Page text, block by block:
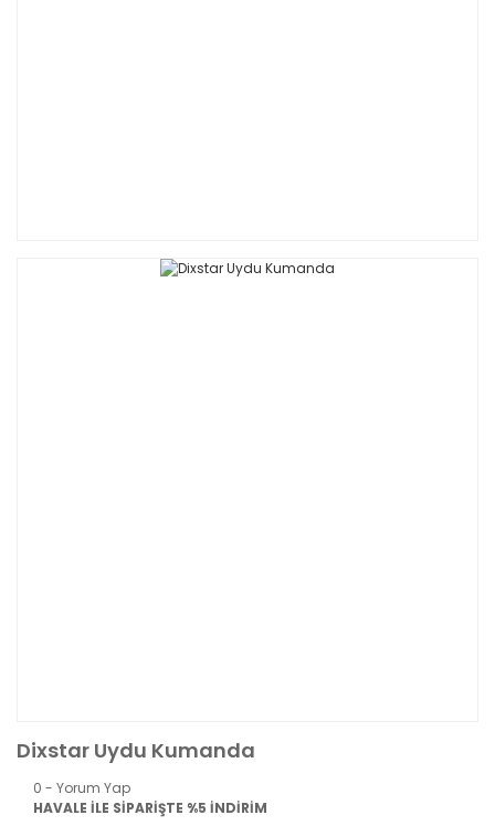
Dixstar Uydu Kumanda
0 - Yorum Yap
HAVALE İLE SİPARİŞTE %5 İNDİRİM